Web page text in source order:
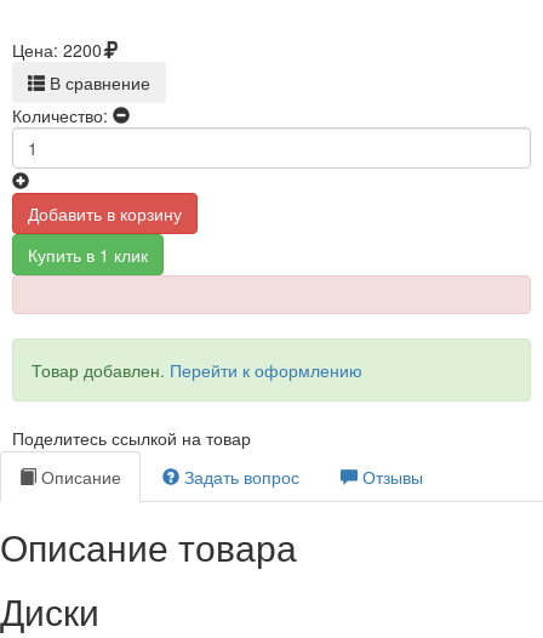
Цена: 2200
В сравнение
Количество:
Добавить в корзину
Купить в 1 клик
Товар добавлен. Перейти к оформлению
Поделитесь ссылкой на товар
Описание
Задать вопрос Отзывы
Описание товара
Диски